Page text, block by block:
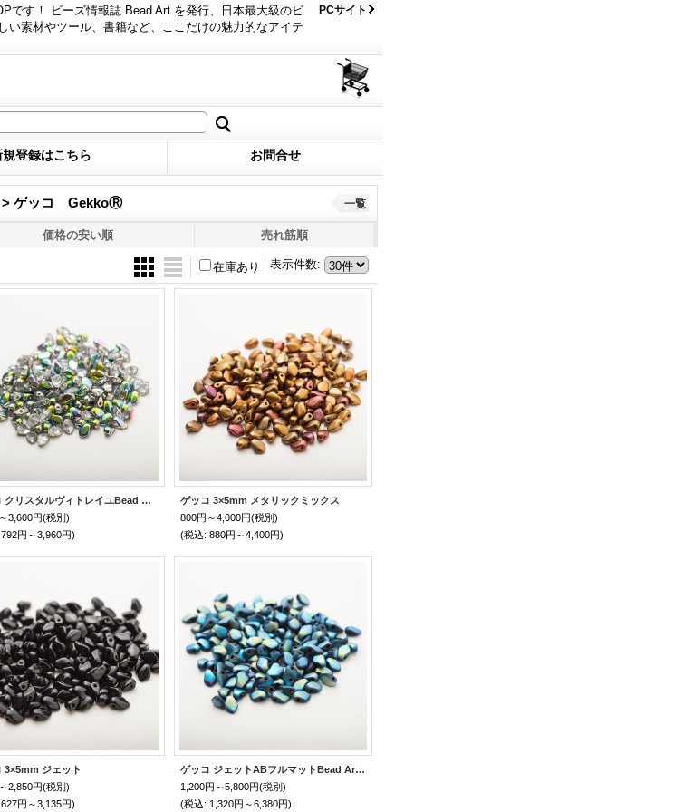
です！ ビーズ情報誌 Bead Art を発行、日本最大級のビ
い素材やツール、書籍など、ここだけの魅力的なアイテ
PCサイト
規登録はこちら お問合せ
> ゲッコ GekkoⓇ 一覧
価格の安い順 売れ筋順
表示件数:
在庫あり
ゲッコ クリスタルヴィトレイユBead Art 34号 作品 ゲッコのフラワーネックレス 使用ビーズ
3,600円(税別)
792円～3,960円)
ゲッコ 3×5mm メタリックミックス
800円～4,000円(税別)
(税込: 880円～4,400円)
3×5mm ジェット
2,850円(税別)
627円～3,135円)
ゲッコ ジェットABフルマットBead Art 37号 作品 使用ビーズ
1,200円～5,800円(税別)
(税込: 1,320円～6,380円)